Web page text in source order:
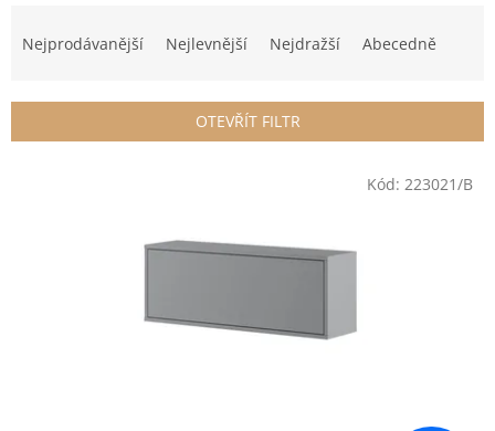
í
Nejprodávanější Nejlevnější Nejdražší Abecedně
OTEVŘÍT FILTR
Kód: 223021/B